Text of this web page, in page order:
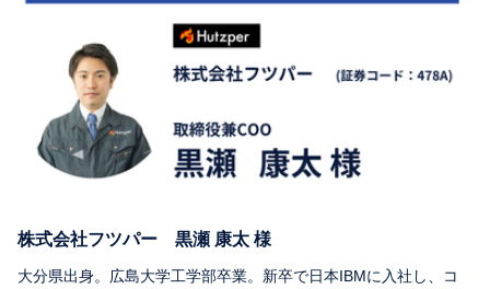
株式会社フツパー 黒瀬 康太 様
大分県出身。広島大学工学部卒業。新卒で日本IBMに入社し、コ